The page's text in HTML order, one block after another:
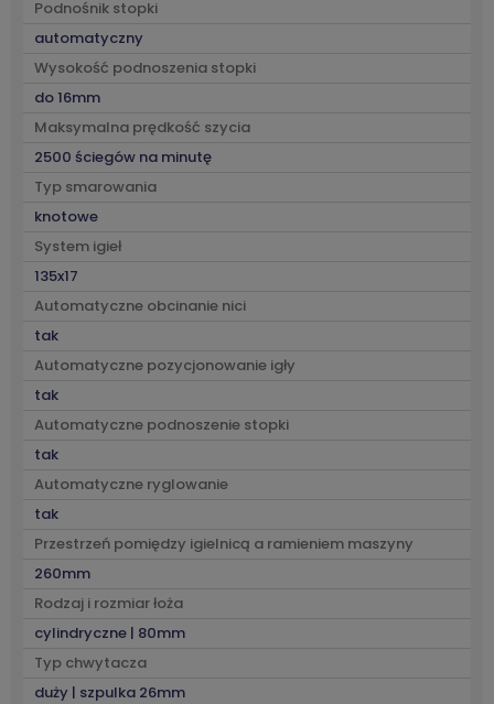
Podnośnik stopki
automatyczny
Wysokość podnoszenia stopki
do 16mm
Maksymalna prędkość szycia
2500 ściegów na minutę
Typ smarowania
knotowe
System igieł
135x17
Automatyczne obcinanie nici
tak
Automatyczne pozycjonowanie igły
tak
Automatyczne podnoszenie stopki
tak
Automatyczne ryglowanie
tak
Przestrzeń pomiędzy igielnicą a ramieniem maszyny
260mm
Rodzaj i rozmiar łoża
cylindryczne | 80mm
Typ chwytacza
duży | szpulka 26mm